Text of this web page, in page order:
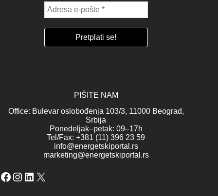
PIŠITE NAM
Office: Bulevar oslobođenja 103/3, 11000 Beograd,
Srbija
Ponedeljak–petak: 09–17h
Tel/Fax: +381 (11) 396 23 59
info@energetskiportal.rs
marketing@energetskiportal.rs
Facebook
Instagram
LinkedIn
X